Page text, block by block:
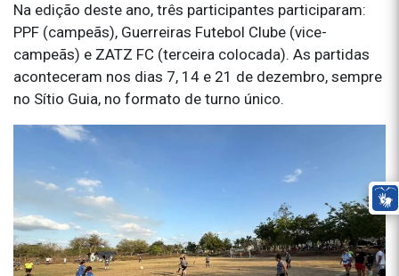
Na edição deste ano, três participantes participaram:
PPF (campeãs), Guerreiras Futebol Clube (vice-
campeãs) e ZATZ FC (terceira colocada). As partidas
aconteceram nos dias 7, 14 e 21 de dezembro, sempre
no Sítio Guia, no formato de turno único.